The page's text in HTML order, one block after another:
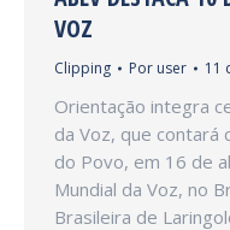
VOZ
Clipping Por user 11
Orientação integra
da Voz, que
do Povo, em 16 de
Mundial da Voz, no
Brasileira de